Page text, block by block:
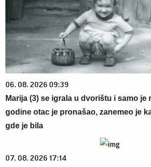
06. 08. 2026 09:39
Marija (3) se igrala u dvorištu i samo je
godine otac je pronašao, zanemeo je
gde je bila
07. 08. 2026 17:14